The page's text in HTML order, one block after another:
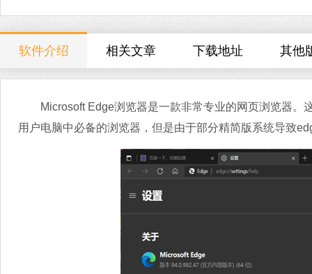
软件介绍 相关文章 下载地址 其他
Microsoft Edge浏览器是一款非常专业的网页浏览器。
用户电脑中必备的浏览器，但是由于部分精简版系统导致